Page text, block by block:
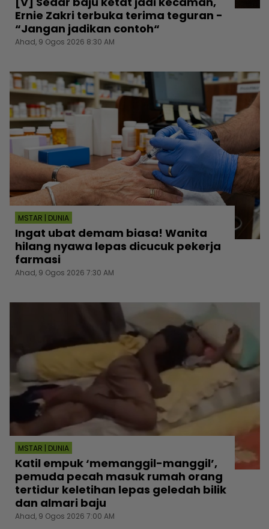
Ernie Zakri terbuka terima teguran -
“Jangan jadikan contoh“
Ahad, 9 Ogos 2026 8:30 AM
MSTAR | DUNIA
Ingat ubat demam biasa! Wanita
hilang nyawa lepas dicucuk pekerja
farmasi
Ahad, 9 Ogos 2026 7:30 AM
MSTAR | DUNIA
Katil empuk ‘memanggil-manggil’,
pemuda pecah masuk rumah orang
tertidur keletihan lepas geledah bilik
dan almari baju
Ahad, 9 Ogos 2026 7:00 AM